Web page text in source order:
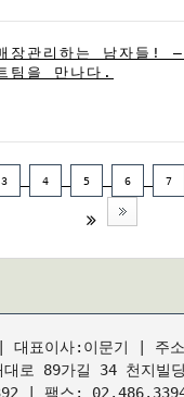
장관리하는 남자들! –
팀을 만나다.
3 4 5 6 7
대표이사:이문기 | 주
대로 89가길 34 천지빌
| 팩스: